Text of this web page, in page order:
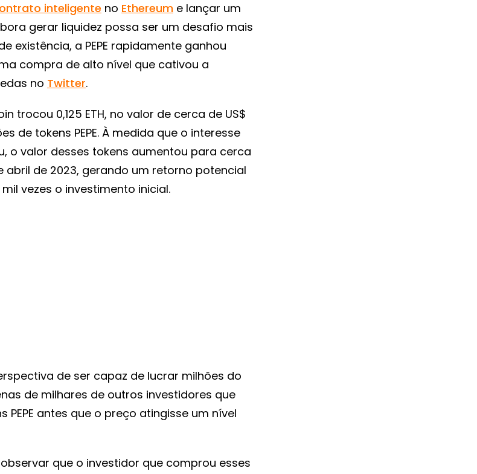
inteligente no Ethereum e lançar um
gerar liquidez possa ser um desafio mais
existência, a PEPE rapidamente ganhou
compra de alto nível que cativou a
no Twitter.
trocou 0,125 ETH, no valor de cerca de US$
de tokens PEPE. À medida que o interesse
o valor desses tokens aumentou para cerca
abril de 2023, gerando um retorno potencial
vezes o investimento inicial.
de ser capaz de lucrar milhões do
de milhares de outros investidores que
antes que o preço atingisse um nível
que o investidor que comprou esses